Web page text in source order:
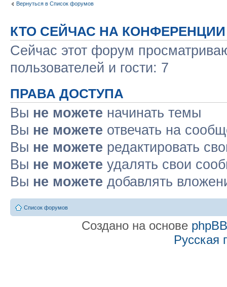
Вернуться в Список форумов
КТО СЕЙЧАС НА КОНФЕРЕНЦИИ
Сейчас этот форум
пользователей и гости: 7
ПРАВА ДОСТУПА
Вы не можете начинать темы
Вы не можете отвечать на
Вы не можете редактировать
Вы не можете удалять свои
Вы не можете добавлять
Список форумов
Создано на основе phpBB
Русская